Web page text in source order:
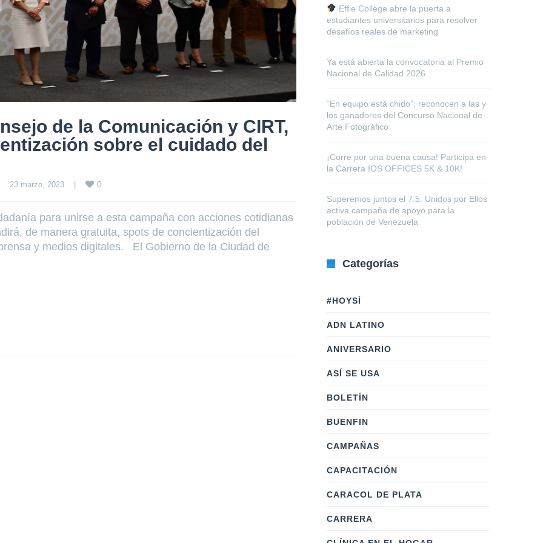
de la Comunicación y CIRT,
sobre el cuidado del
23 marzo, 2023 0
para unirse a esta campaña con acciones cotidianas
de manera gratuita, spots de concientización del
y medios digitales. El Gobierno de la Ciudad de
Effie College abre la puerta a
estudiantes universitarios para resolver
desafíos reales de marketing
Ya está abierta la convocatoria al Premio
Nacional de Calidad 2026
“En equipo está chido”: reconocen a las y
los ganadores del Concurso Nacional de
Arte Fotográfico
¡Corre por una buena causa! Participa en
la Carrera IOS OFFICES 5K & 10K!
Superemos juntos el 7.5: Unidos por Ellos
activa campaña de apoyo para la
población de Venezuela
Categorías
#HOYSÍ
ADN LATINO
ANIVERSARIO
ASÍ SE USA
BOLETÍN
BUENFIN
CAMPAÑAS
CAPACITACIÓN
CARACOL DE PLATA
CARRERA